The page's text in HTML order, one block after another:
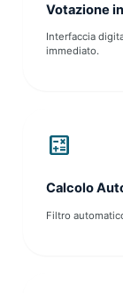
Votazione
Interfaccia
immediato.
calculate
Calcolo
Filtro